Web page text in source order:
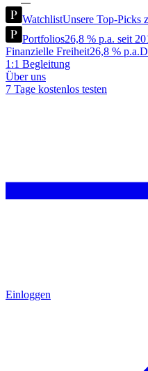
WatchlistUnsere Top-Picks
Portfolios26,8 % p.a. seit
Finanzielle Freiheit26,8 % p.a.
1:1 Begleitung
Über uns
7 Tage kostenlos testen
Einloggen